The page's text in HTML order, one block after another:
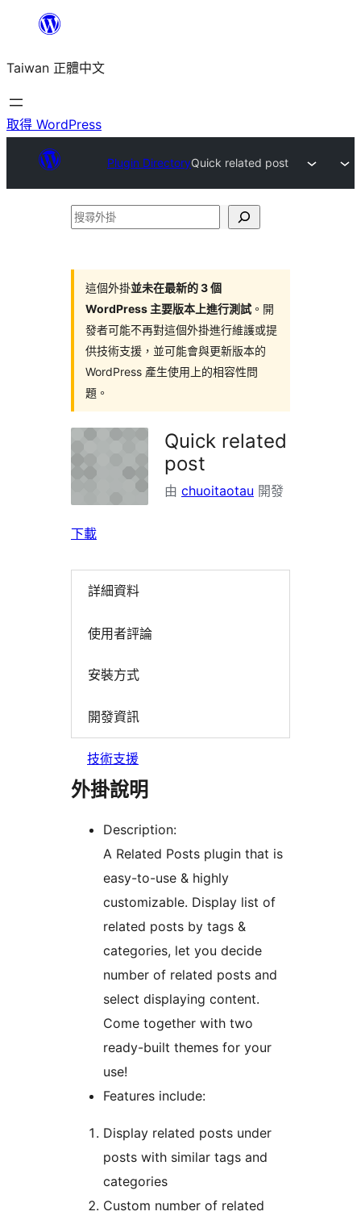
主
要
內
Taiwan 正體中文
取得 WordPress
Plugin DirectoryQuick related post
搜
這個外掛並未在最新的 3 個
WordPress 主要版本上進行測試 。開
發者可能不再對這個外掛進行維護或提
供技術支援，並可能會與更新版本的
WordPress 產生使用上的相容性問
題。
Quick related
post
由 chuoitaotau 開發
下載
詳細資料
使用者評論
安裝方式
開發資訊
技術支援
外掛說明
Description:
A Related Posts plugin that is
easy-to-use & highly
customizable. Display list of
related posts by tags &
categories, let you decide
number of related posts and
select displaying content.
Come together with two
ready-built themes for your
use!
Features include:
Display related posts under
posts with similar tags and
categories
Custom number of related